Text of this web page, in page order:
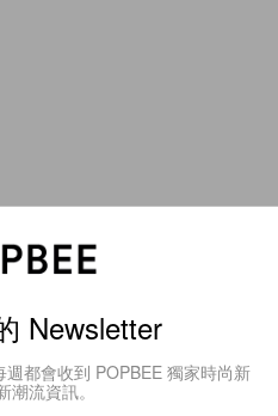
Newsletter
都會收到 POPBEE 獨家時尚新
潮流資訊。